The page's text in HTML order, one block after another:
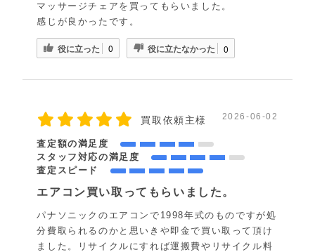
マッサージチェアを買ってもらいました。
感じが良かったです。
役に立った 0 役に立たなかった 0
買取依頼主様 2026-06-02
査定額の満足度
スタッフ対応の満足度
査定スピード
エアコン買い取ってもらいました。
パナソニックのエアコンで1998年式のものですが処
分費取られるのかと思いきや即金で買い取って頂け
ました。リサイクルにすれば運搬費やリサイクル料